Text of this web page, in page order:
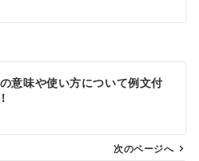
意味や使い方について例文付
次のページへ